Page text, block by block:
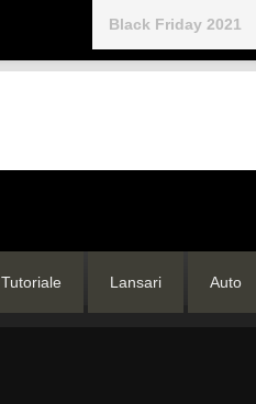
Black Friday 2021
Tutoriale Lansari Auto